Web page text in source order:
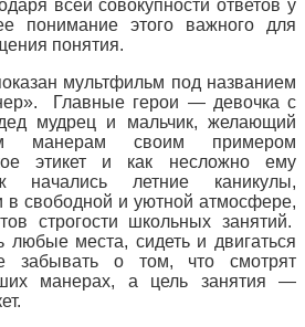
всей совокупности ответов у
понимание этого важного для
понятия.
мультфильм под названием
Главные герои — девочка с
мудрец и мальчик, желающий
манерам своим примером
этикет и как несложно ему
начались летние каникулы,
в свободной и уютной атмосфере,
строгости школьных занятий.
любые места, сидеть и двигаться
забывать о том, что смотрят
манерах, а цель занятия —